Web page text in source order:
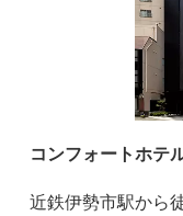
コンフォートホテ
近鉄伊勢市駅から